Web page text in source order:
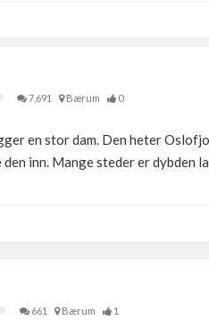
7,691 Bærum 0
en stor dam. Den heter
inn. Mange steder er dybden
661 Bærum 1